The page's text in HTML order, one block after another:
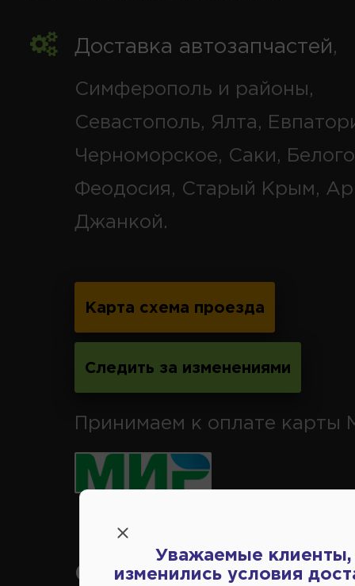
Доставка автозапчастей,
Симферополь и районы,
Севастополь, Ялта,
Черноморское, Саки,
Феодосия, Старый Крым,
Джанкой.
Карта схема проезда
Следить за изменениями
Принимаем к оплате карты
Справочный центр:
Уважаемые клиенты,
изменились условия